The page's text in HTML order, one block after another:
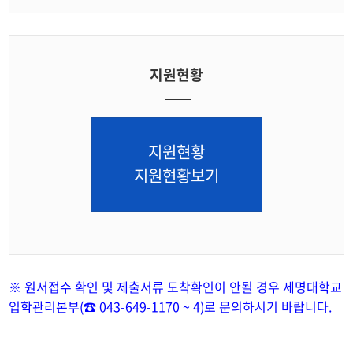
지원현황
지원현황
지원현황보기
※ 원서접수 확인 및 제출서류 도착확인이 안될 경우 세명대학교
입학관리본부(☎ 043-649-1170 ~ 4)로 문의하시기 바랍니다.